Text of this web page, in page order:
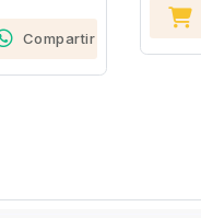
Compartir